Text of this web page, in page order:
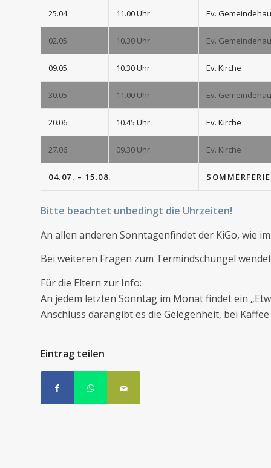
25.04. 11.00 Uhr Ev.
02.05. 10.30 Uhr Ev.
09.05. 10.30 Uhr Ev. Kirche
30.05. 11.00 Uhr Ev.
20.06. 10.45 Uhr Ev. Kirche
27.06. 09.30 Uhr Ev. Kirche
04.07. – 15.08.
Bitte beachtet unbedingt die Uhrzeiten!
An allen anderen Sonntagenfindet der KiGo, wie
Bei weiteren Fragen zum Termindschungel
Für die Eltern zur Info:
An jedem letzten Sonntag im Monat findet ein
Anschluss darangibt es die Gelegenheit, bei
Eintrag teilen